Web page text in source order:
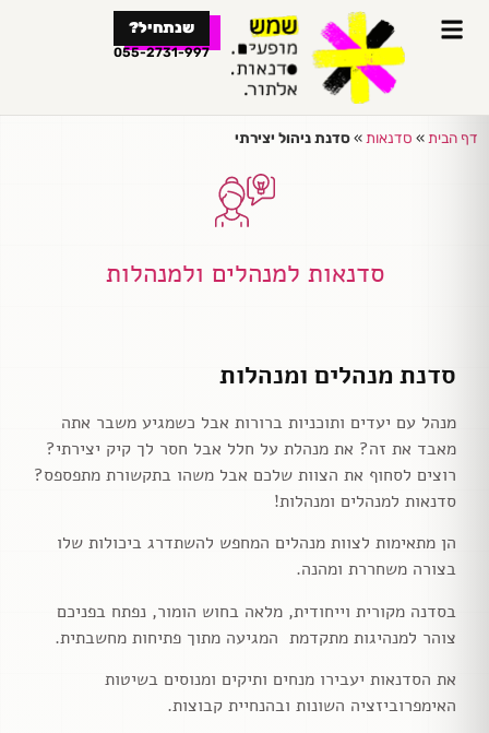
שנתחיל?
055-2731-997
דף הבית » סדנאות »סדנת ניהול יצירתי
סדנאות למנהלים ולמנהלות
סדנת מנהלים ומנהלות
מנהל עם יעדים ותוכניות ברורות אבל כשמגיע משבר אתה
מאבד את זה? את מנהלת על חלל אבל חסר לך קיק יצירתי?
רוצים לסחוף את הצוות שלכם אבל משהו בתקשורת מתפספס?
סדנאות למנהלים ומנהלות!
הן מתאימות לצוות מנהלים המחפש להשתדרג ביכולות שלו
בצורה משחררת ומהנה.
בסדנה מקורית וייחודית, מלאה בחוש הומור, נפתח בפניכם
צוהר למנהיגות מתקדמת המגיעה מתוך פתיחות מחשבתית.
את הסדנאות יעבירו מנחים ותיקים ומנוסים בשיטות
האימפרוביזציה השונות ובהנחיית קבוצות.